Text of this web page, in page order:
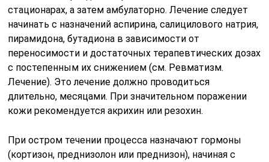
стационарах, а затем амбулаторно. Лечение следует
начинать с назначений аспирина, салицилового натрия,
пирамидона, бутадиона в зависимости от
переносимости и достаточных терапевтических дозах
с постепенным их снижением (см. Ревматизм.
Лечение). Это лечение должно проводиться
длительно, месяцами. При значительном поражении
кожи рекомендуется акрихин или резохин.
При остром течении процесса назначают гормоны
(кортизон, преднизолон или преднизон), начиная с